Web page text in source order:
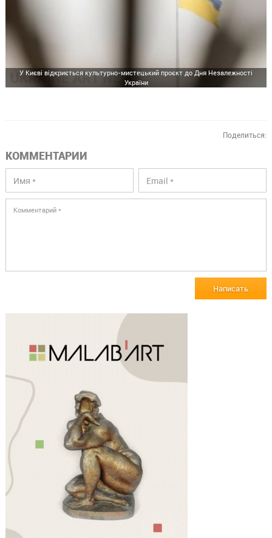
У Києві відкриється культурно-мистецький проєкт до Дня Незалежності
України
Поделиться:
КОММЕНТАРИИ
Написать